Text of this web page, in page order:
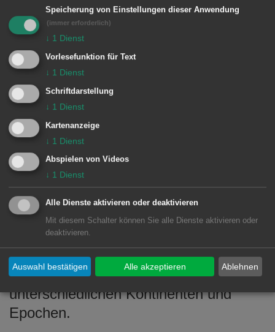
Anschließend war er viele Jahre als
Lehrer und Kunsterzieher am Theodor-
Heuss-Gymnasium in Aalen tätig. 1983
war er Mitbegründer und bis 2021
Vorsitzender des Kunstvereins Aalen.
Sein künstlerisches Schaffen umfasst
eine Vielzahl an unterschiedlichen
Stilen und Kunsttechniken, Grafiken,
Gemälden und Plastiken.
Neben seiner künstlerischen Tätigkeit
ist er außerdem Jazzmusiker und ein
großer Kunstsammler. Die Sammlung
der Elmer-Stiftung umfasst eine
Vielzahl an Kunstwerken aus
unterschiedlichen Kontinenten und
Epochen.
Speicherung von Einstellungen dieser Anwendung
(immer erforderlich)
↓ 1 Dienst
Vorlesefunktion für Text
↓ 1 Dienst
Schriftdarstellung
↓ 1 Dienst
Kartenanzeige
↓ 1 Dienst
Abspielen von Videos
↓ 1 Dienst
Alle Dienste aktivieren oder deaktivieren
Mit diesem Schalter können Sie alle Dienste aktivieren oder
deaktivieren.
Ablehnen
Auswahl bestätigen Alle akzeptieren